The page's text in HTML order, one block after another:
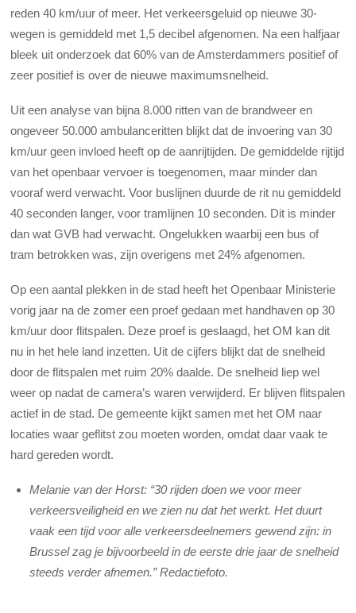
reden 40 km/uur of meer. Het verkeersgeluid op nieuwe 30-
wegen is gemiddeld met 1,5 decibel afgenomen. Na een halfjaar
bleek uit onderzoek dat 60% van de Amsterdammers positief of
zeer positief is over de nieuwe maximumsnelheid.
Uit een analyse van bijna 8.000 ritten van de brandweer en
ongeveer 50.000 ambulanceritten blijkt dat de invoering van 30
km/uur geen invloed heeft op de aanrijtijden. De gemiddelde rijtijd
van het openbaar vervoer is toegenomen, maar minder dan
vooraf werd verwacht. Voor buslijnen duurde de rit nu gemiddeld
40 seconden langer, voor tramlijnen 10 seconden. Dit is minder
dan wat GVB had verwacht. Ongelukken waarbij een bus of
tram betrokken was, zijn overigens met 24% afgenomen.
Op een aantal plekken in de stad heeft het Openbaar Ministerie
vorig jaar na de zomer een proef gedaan met handhaven op 30
km/uur door flitspalen. Deze proef is geslaagd, het OM kan dit
nu in het hele land inzetten. Uit de cijfers blijkt dat de snelheid
door de flitspalen met ruim 20% daalde. De snelheid liep wel
weer op nadat de camera’s waren verwijderd. Er blijven flitspalen
actief in de stad. De gemeente kijkt samen met het OM naar
locaties waar geflitst zou moeten worden, omdat daar vaak te
hard gereden wordt.
Melanie van der Horst: “30 rijden doen we voor meer
verkeersveiligheid en we zien nu dat het werkt. Het duurt
vaak een tijd voor alle verkeersdeelnemers gewend zijn: in
Brussel zag je bijvoorbeeld in de eerste drie jaar de snelheid
steeds verder afnemen.” Redactiefoto.